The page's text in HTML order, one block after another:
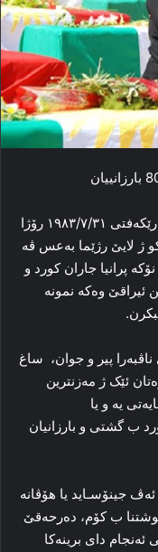
بەریا 41 سالان، رۆژەکا وەکو ئەڤرۆکه و ل رێکەفتی ١٩٨٣/٧/٣١ رۆژا
بێتاوانە کو ژ لایێ رژێما بەعس ڤە
پرانیا جاران کورد و
وەکە نمونە
ناڤبەرا پیر و جوان، ساغ
ئێک ژ مەزنترین
یە و یا
ب گشتی و بارزانیان
جینۆسـاید یا ھۆڤانە
ب کۆم، دەرحەقێ
دای برینەکا